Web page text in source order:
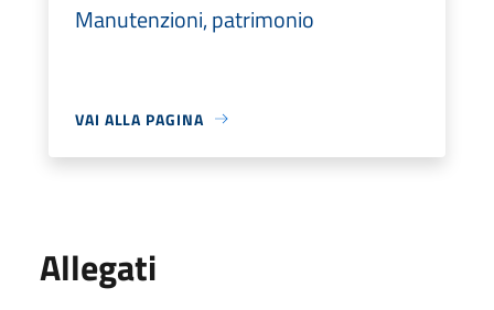
Manutenzioni, patrimonio
VAI ALLA PAGINA
Allegati